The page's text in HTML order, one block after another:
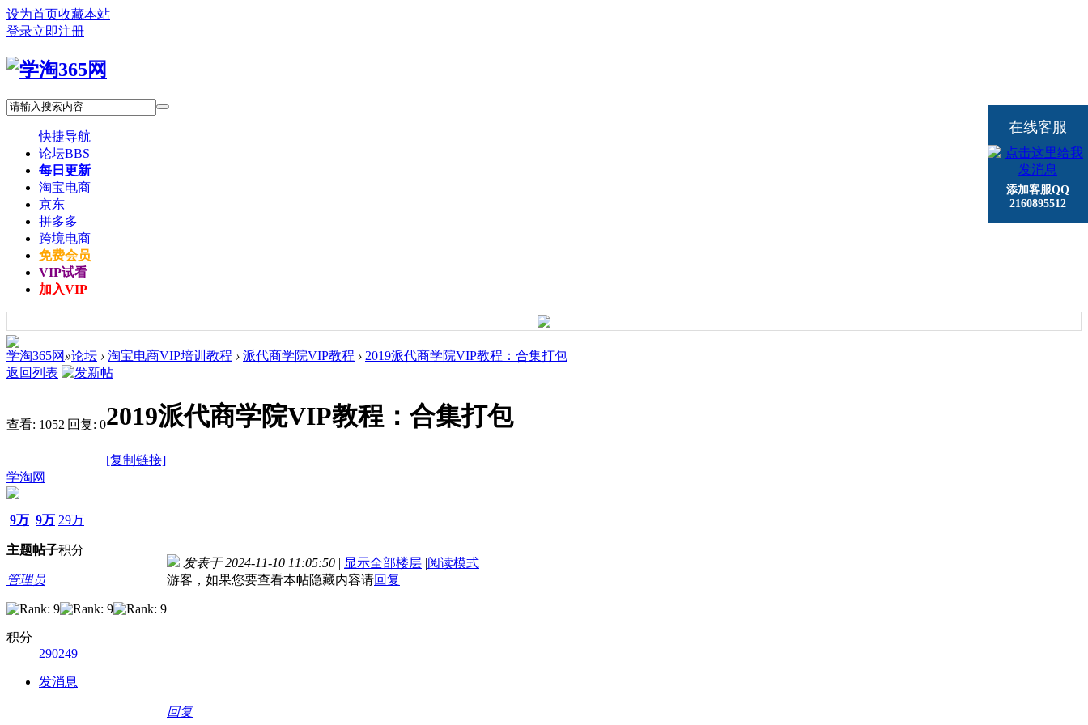
设为首页收藏本站
登录立即注册
快捷导航
论坛BBS
每日更新
淘宝电商
京东
拼多多
跨境电商
免费会员
VIP试看
加入VIP
学淘365网 »论坛 › 淘宝电商VIP培训教程 › 派代商学院VIP教程 › 2019派代商学院VIP教程：合集打包
返回列表
查看: 1052|回复: 02019派代商学院VIP教程：合集打包
[复制链接]
学淘网
9万
主题
9万
帖子
29万
积分
管理员
积分
290249
发消息
发表于 2024-11-10 11:05:50 | 显示全部楼层 |阅读模式
游客，如果您要查看本帖隐藏内容请回复
回复
在线客服
添加客服QQ
2160895512